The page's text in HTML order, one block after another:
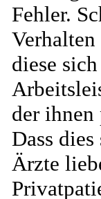
Fehler.
diese
der ihnen
Dass
Ärzte